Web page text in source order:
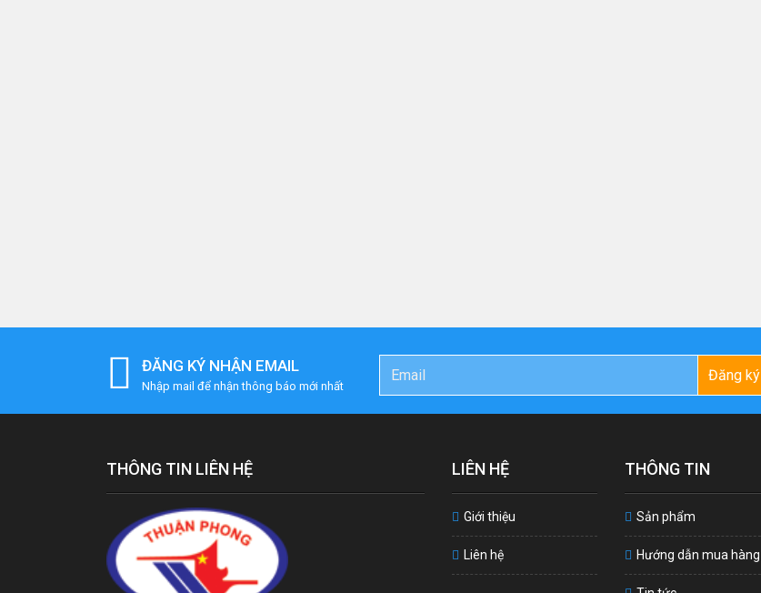
ĐĂNG KÝ NHẬN EMAIL
Nhập mail để nhận thông báo mới nhất
Đăng ký
THÔNG TIN LIÊN HỆ LIÊN HỆ
Giới thiệu
Liên hệ
THÔNG TIN
Sản phẩm
Hướng dẫn mua hàng